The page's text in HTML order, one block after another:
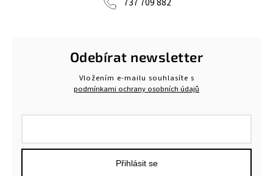
Odebírat newsletter
Vložením e-mailu souhlasíte s
podmínkami ochrany osobních údajů
Přihlásit se